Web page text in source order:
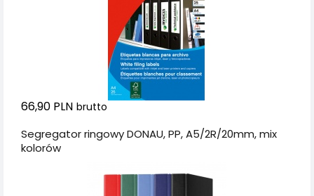
66,90 PLN brutto
Segregator ringowy DONAU, PP, A5/2R/20mm, mix
kolorów